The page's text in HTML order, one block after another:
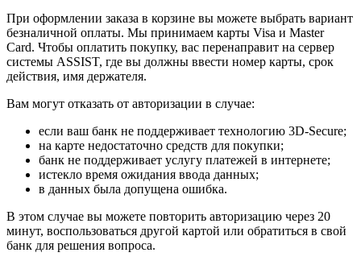
При оформлении заказа в корзине вы можете выбрать вариант
безналичной оплаты. Мы принимаем карты Visa и Master
Card. Чтобы оплатить покупку, вас перенаправит на сервер
системы ASSIST, где вы должны ввести номер карты, срок
действия, имя держателя.
Вам могут отказать от авторизации в случае:
если ваш банк не поддерживает технологию 3D-Secure;
на карте недостаточно средств для покупки;
банк не поддерживает услугу платежей в интернете;
истекло время ожидания ввода данных;
в данных была допущена ошибка.
В этом случае вы можете повторить авторизацию через 20
минут, воспользоваться другой картой или обратиться в свой
банк для решения вопроса.